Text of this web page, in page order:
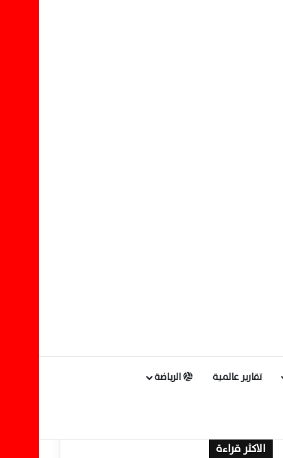
تقارير عالمية الرياضة
الاكثر قراءة